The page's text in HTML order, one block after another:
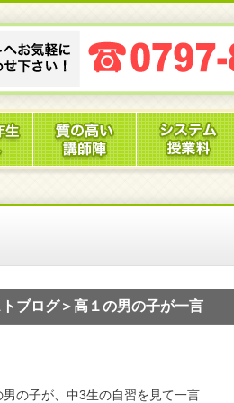
トブログ＞高１の男の子が一言
の子が、中3生の自習を見て一言